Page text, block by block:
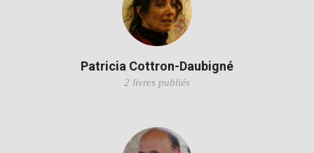
Patricia Cottron-Daubigné
2 livres publiés